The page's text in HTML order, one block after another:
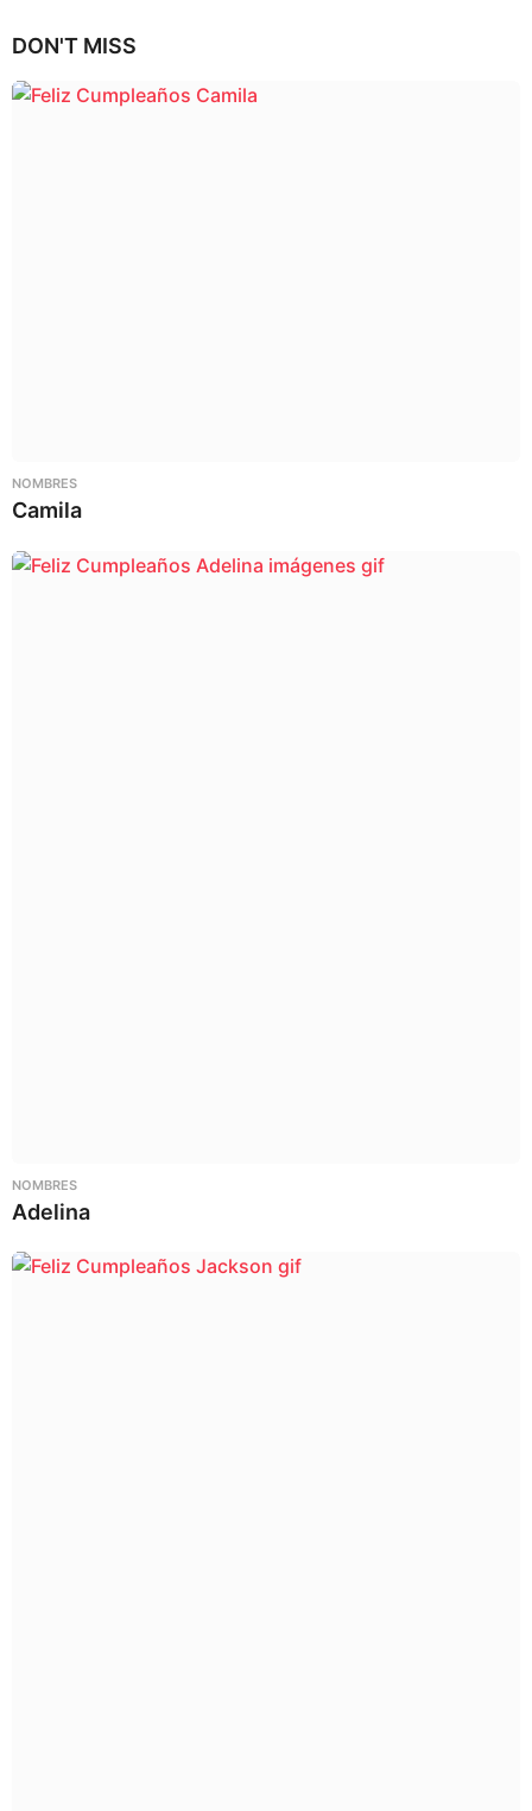
DON'T MISS
NOMBRES
Camila
NOMBRES
Adelina